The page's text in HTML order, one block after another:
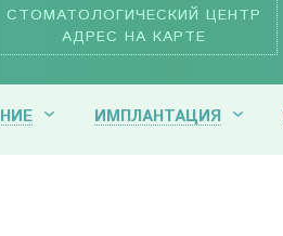
СТОМАТОЛОГИЧЕСКИЙ ЦЕНТР
АДРЕС НА КАРТЕ
ИМПЛАНТАЦИЯ